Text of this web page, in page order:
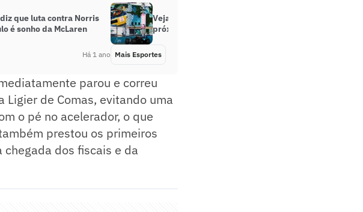
que luta contra Norris
é sonho da McLaren
Há 1 ano
Veja horários do GP de Miami,
próxima corrida de Bortoleto na F1
Mais Esportes
parou e correu
de Comas, evitando uma
o pé no acelerador, o que
prestou os primeiros
chegada dos fiscais e da